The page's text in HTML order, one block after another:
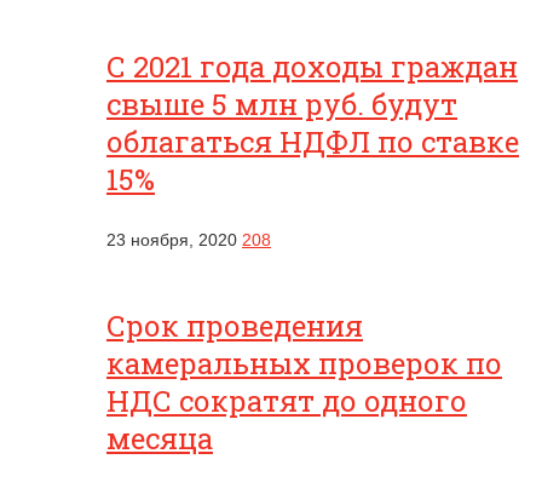
С 2021 года доходы граждан
свыше 5 млн руб. будут
облагаться НДФЛ по ставке
15%
23 ноября, 2020 208
Срок проведения
камеральных проверок по
НДС сократят до одного
месяца